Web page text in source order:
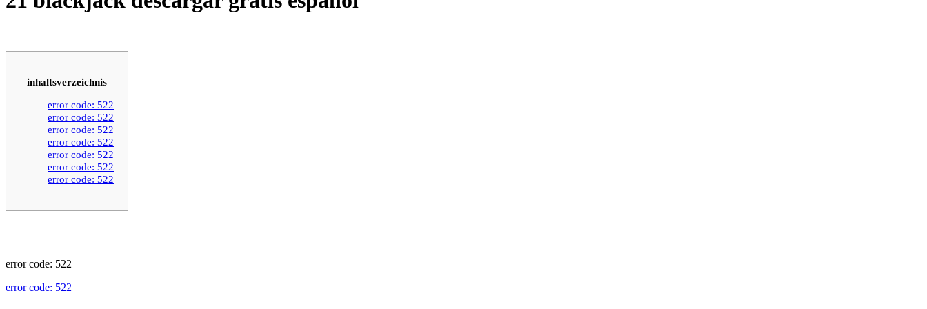
inhaltsverzeichnis
error code: 522
error code: 522
error code: 522
error code: 522
error code: 522
error code: 522
error code: 522
error code: 522
error code: 522